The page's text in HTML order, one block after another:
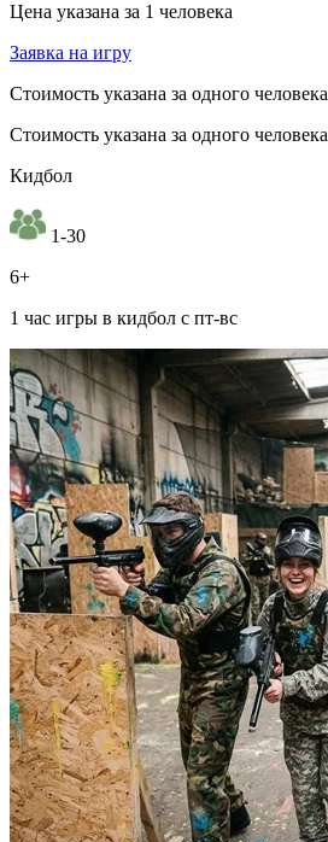
Цена указана за 1 человека
Заявка на игру
Стоимость указана за одного человека
Стоимость указана за одного человека
Кидбол
1-30
6+
1 час игры в кидбол с пт-вс